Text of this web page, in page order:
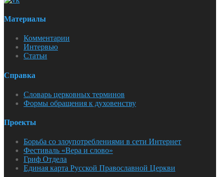
Материалы
Комментарии
Интервью
Статьи
Справка
Словарь церковных терминов
Формы обращения к духовенству
Проекты
Борьба со злоупотреблениями в сети Интернет
Фестиваль «Вера и слово»
Гриф Отдела
Единая карта Русской Православной Церкви